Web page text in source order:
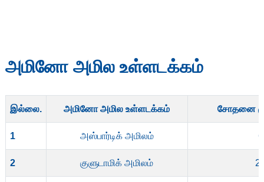
அமினோ அமில உள்ளடக்கம்
இல்லை. அமினோ அமில உள்ளடக்கம் சோதனை
1 அஸ்பார்டிக் அமிலம்
2 குளுடாமிக் அமிலம்